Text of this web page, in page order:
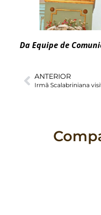
Da Equipe de
ANTERIOR
Irmã Scalabriniana